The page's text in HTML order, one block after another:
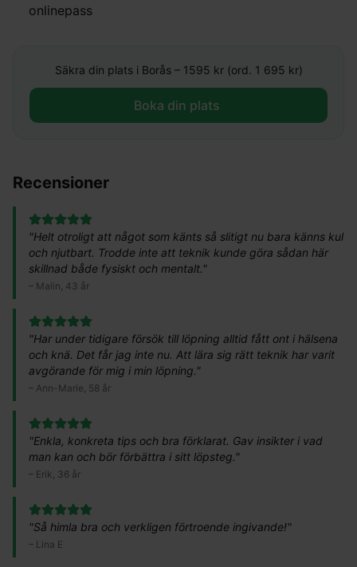
onlinepass
Säkra din plats i Borås– 1595 kr (ord. 1 695 kr)
Boka din plats ​
Recensioner
"Helt otroligt att något som känts så slitigt nu bara känns kul
och njutbart. Trodde inte att teknik kunde göra sådan här
skillnad både fysiskt och mentalt."
– Malin, 43 år
"Har under tidigare försök till löpning alltid fått ont i hälsena
och knä. Det får jag inte nu. Att lära sig rätt teknik har varit
avgörande för mig i min löpning."
– Ann-Marie, 58 år
"Enkla, konkreta tips och bra förklarat. Gav insikter i vad
man kan och bör förbättra i sitt löpsteg."
– Erik, 36 år
"Så himla bra och verkligen förtroende ingivande!"
– Lina E